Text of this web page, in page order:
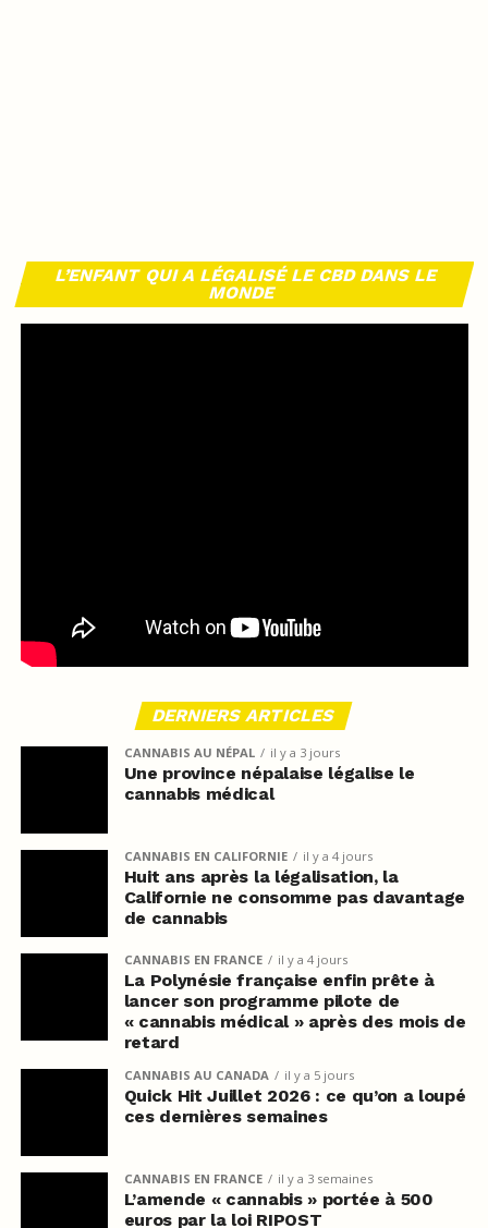
L’ENFANT QUI A LÉGALISÉ LE CBD DANS LE
MONDE
DERNIERS ARTICLES
CANNABIS AU NÉPAL il y a 3 jours
Une province népalaise légalise le
cannabis médical
CANNABIS EN CALIFORNIE il y a 4 jours
Huit ans après la légalisation, la
Californie ne consomme pas davantage
de cannabis
CANNABIS EN FRANCE il y a 4 jours
La Polynésie française enfin prête à
lancer son programme pilote de
« cannabis médical » après des mois de
retard
CANNABIS AU CANADA il y a 5 jours
Quick Hit Juillet 2026 : ce qu’on a loupé
ces dernières semaines
CANNABIS EN FRANCE il y a 3 semaines
L’amende « cannabis » portée à 500
euros par la loi RIPOST